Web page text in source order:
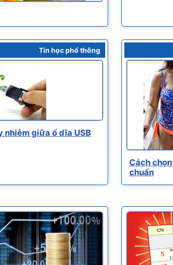
Tin học phổ thông
nhiễm giữa ổ dĩa USB
Cách
chuẩn